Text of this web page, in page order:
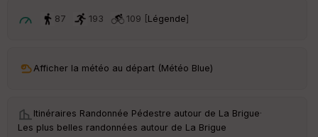
87 193 109 [ Légende]
Afficher la météo au départ (Météo Blue)
Itinéraires Randonnée Pédestre autour de La Brigue·
Les plus belles randonnées autour de La Brigue